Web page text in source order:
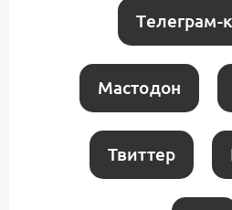
Телеграм-
Мастодон
Твиттер